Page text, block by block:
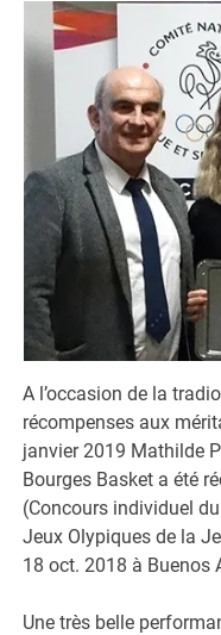
A l’occasion de la
récompenses aux
janvier 2019 Mathilde
Bourges Basket a été
(Concours individuel
Jeux Olypiques de la
18 oct. 2018 à Buenos
Une très belle